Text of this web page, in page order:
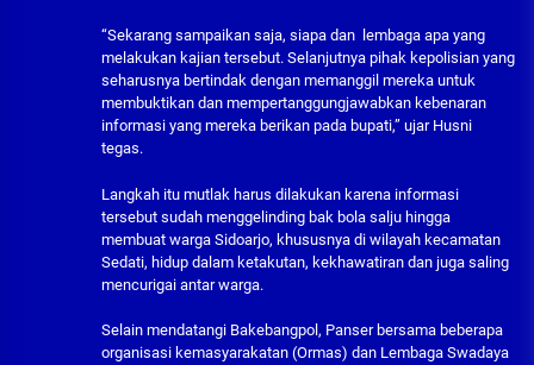
“Sekarang sampaikan saja, siapa dan lembaga apa yang
melakukan kajian tersebut. Selanjutnya pihak kepolisian yang
seharusnya bertindak dengan memanggil mereka untuk
membuktikan dan mempertanggungjawabkan kebenaran
informasi yang mereka berikan pada bupati,” ujar Husni
tegas.
Langkah itu mutlak harus dilakukan karena informasi
tersebut sudah menggelinding bak bola salju hingga
membuat warga Sidoarjo, khususnya di wilayah kecamatan
Sedati, hidup dalam ketakutan, kekhawatiran dan juga saling
mencurigai antar warga.
Selain mendatangi Bakebangpol, Panser bersama beberapa
organisasi kemasyarakatan (Ormas) dan Lembaga Swadaya